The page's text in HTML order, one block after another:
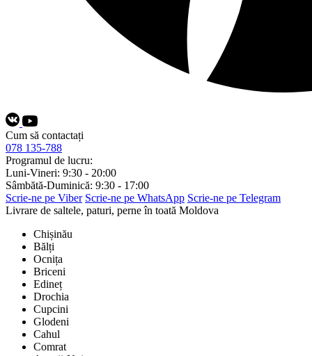
Cum să contactați
078 135-788
Programul de lucru:
Luni-Vineri: 9:30 - 20:00
Sâmbătă-Duminică: 9:30 - 17:00
Scrie-ne pe Viber Scrie-ne pe WhatsApp Scrie-ne pe Telegram
Livrare de saltele, paturi, perne în toată Moldova
Chișinău
Bălți
Ocnița
Briceni
Edineț
Drochia
Cupcini
Glodeni
Cahul
Comrat